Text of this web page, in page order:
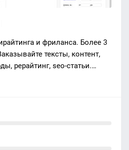
и фриланса. Более 3
тексты, контент,
рерайтинг, seo-статьи.
ниже студий и агентств.